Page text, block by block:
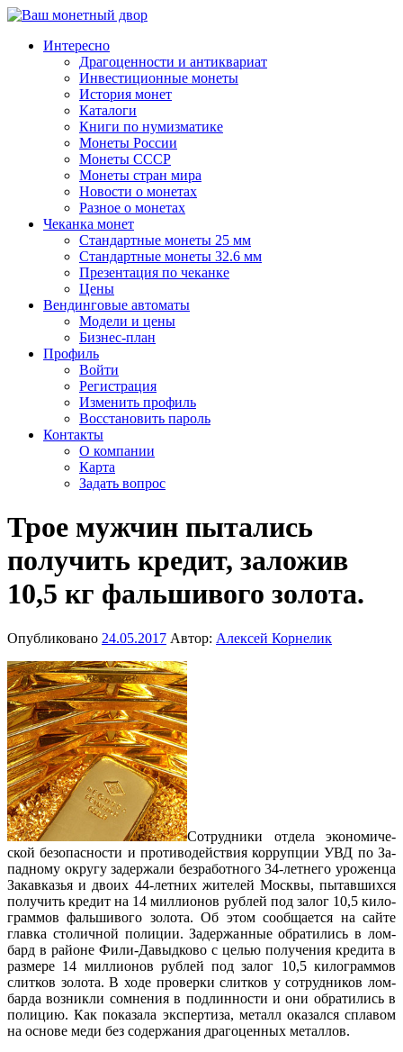
↓
основному
содержимому
Интересно
Драгоценности и антиквариат
Инвестиционные монеты
История монет
Каталоги
Книги по нумизматике
Монеты России
Монеты СССР
Монеты стран мира
Новости о монетах
Разное о монетах
Чеканка монет
Стандартные монеты 25 мм
Стандартные монеты 32.6 мм
Презентация по чеканке
Цены
Вендинговые автоматы
Модели и цены
Бизнес-план
Профиль
Войти
Регистрация
Изменить профиль
Восстановить пароль
Контакты
О компании
Карта
Задать вопрос
Трое мужчин пытались
получить кредит, заложив
10,5 кг фальшивого золота.
Опубликовано 24.05.2017 Автор: Алексей Корнелик
Со­труд­ни­ки от­де­ла эко­но­ми­че­
ской без­о­пас­но­сти и про­ти­во­дей­ствия кор­ру­п­ции УВД по За­
па­д­но­му окру­гу за­дер­жа­ли без­ра­бо­т­но­го 34-лет­не­го уро­жен­ца
За­кав­ка­зья и дво­их 44-лет­них жи­те­лей Моск­вы, пы­тав­ших­ся
по­лу­чить кре­дит на 14 ми­л­ли­о­нов руб­лей под за­лог 10,5 ки­ло­
гра­м­мов фаль­ши­во­го зо­ло­та. Об этом со­об­ща­ет­ся на сай­те
глав­ка сто­ли­ч­ной по­ли­ции. За­дер­жан­ные об­ра­ти­лись в ло­м­
бард в рай­о­не Фи­ли-Да­вы­д­ко­во с це­лью по­лу­че­ния кре­ди­та в
раз­ме­ре 14 ми­л­ли­о­нов руб­лей под за­лог 10,5 ки­ло­гра­м­мов
сли­т­ков зо­ло­та. В хо­де про­вер­ки сли­т­ков у со­труд­ни­ков ло­м­
бар­да воз­ни­к­ли со­м­не­ния в под­лин­но­сти и они об­ра­ти­лись в
по­ли­цию. Как по­ка­за­ла экс­пе­р­ти­за, ме­талл ока­за­л­ся спла­вом
на ос­но­ве ме­ди без со­дер­жа­ния дра­го­цен­ных ме­тал­лов.